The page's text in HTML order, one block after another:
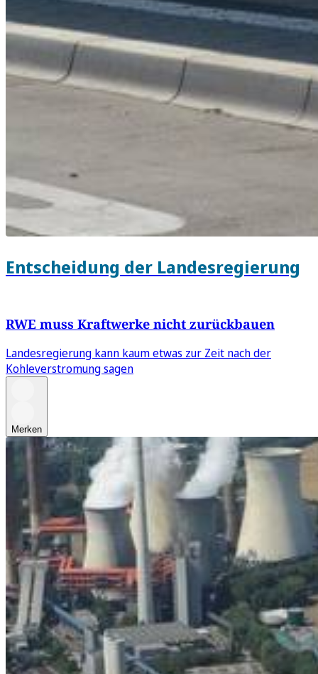
Entscheidung der Landesregierung
RWE muss Kraftwerke nicht zurückbauen
Landesregierung kann kaum etwas zur Zeit nach der
Kohleverstromung sagen
Merken